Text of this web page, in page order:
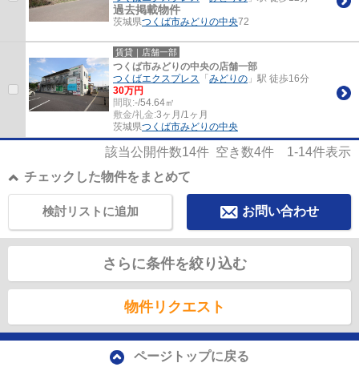
過去掲載物件
茨城県つくば市みどりの中央72
賃貸｜店舗一部
つくば市みどりの中央の店舗一部
つくばエクスプレス 「 みどりの 」駅 徒歩16分
30万円
間取:-/54.64㎡
敷金/礼金:3ヶ月/1ヶ月
茨城県つくば市みどりの中央
該当公開件数14件 空き数4件 1-14件表示
チェックした物件をまとめて
お問い合わせ
検討リストに追加
さらに条件を絞り込む
物件リクエスト
ページトップに戻る